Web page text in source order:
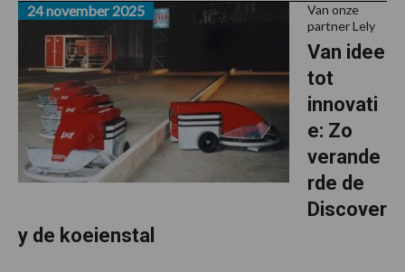
Van onze
partner Lely
Van idee
tot
innovati
e: Zo
verande
rde de
Discover
y de koeienstal
24 november 2025